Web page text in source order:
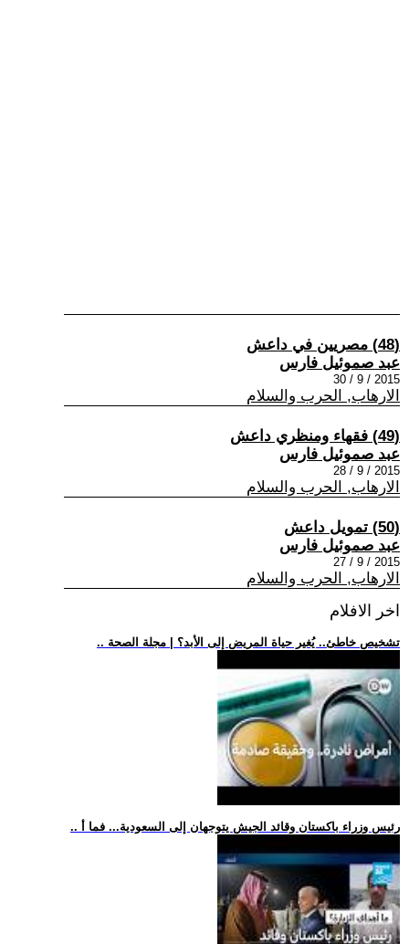
(48) مصريين في داعش
عبد صموئيل فارس
2015 / 9 / 30
الارهاب, الحرب والسلام
(49) فقهاء ومنظري داعش
عبد صموئيل فارس
2015 / 9 / 28
الارهاب, الحرب والسلام
(50) تمويل داعش
عبد صموئيل فارس
2015 / 9 / 27
الارهاب, الحرب والسلام
اخر الافلام
.. تشخيص خاطئ.. يُغير حياة المريض إلى الأبد؟ | مجلة الصحة
.. رئيس وزراء باكستان وقائد الجيش يتوجهان إلى السعودية... فما أ